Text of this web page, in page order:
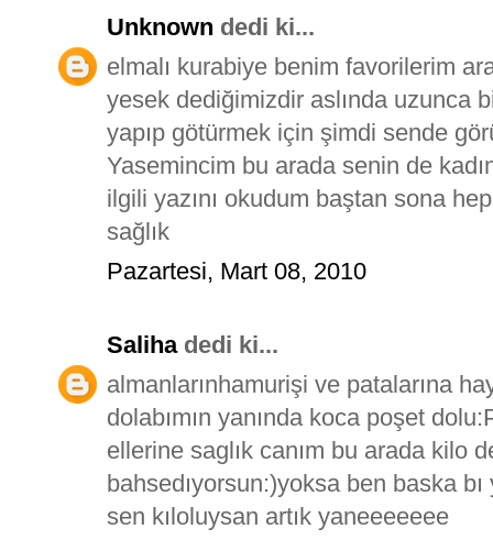
Unknown dedi ki...
elmalı kurabiye benim favorilerim
yesek dediğimizdir aslında uzunca
yapıp götürmek için şimdi sende
Yasemincim bu arada senin de
ilgili yazını okudum baştan sona
sağlık
Pazartesi, Mart 08, 2010
Salihadedi ki...
almanlarınhamurişi ve patalarına
dolabımın yanında koca poşet
ellerine saglık canım bu arada kilo
bahsedıyorsun:)yoksa ben baska bı
sen kıloluysan artık yaneeeeeee